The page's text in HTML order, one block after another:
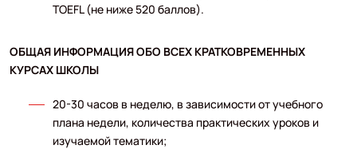
TOEFL (не ниже 520 баллов).
ОБЩАЯ ИНФОРМАЦИЯ ОБО ВСЕХ КРАТКОВРЕМЕННЫХ
КУРСАХ ШКОЛЫ
20-30 часов в неделю, в зависимости от учебного
плана недели, количества практических уроков и
изучаемой тематики;